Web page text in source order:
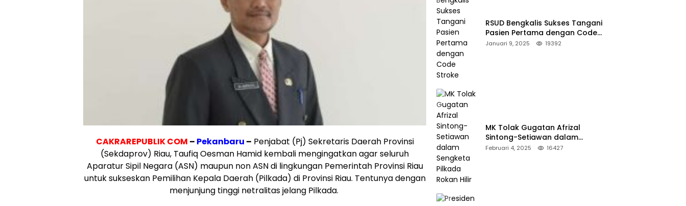
CAKRAREPUBLIK COM – Pekanbaru – Penjabat (Pj) Sekretaris Daerah Provinsi
(Sekdaprov) Riau, Taufiq Oesman Hamid kembali mengingatkan agar seluruh
Aparatur Sipil Negara (ASN) maupun non ASN di lingkungan Pemerintah Provinsi Riau
untuk sukseskan Pemilihan Kepala Daerah (Pilkada) di Provinsi Riau. Tentunya dengan
menjunjung tinggi netralitas jelang Pilkada.
RSUD Bengkalis Sukses Tangani
Pasien Pertama dengan Code
Stroke
Januari 9, 2025 19392
MK Tolak Gugatan Afrizal
Sintong-Setiawan dalam
Sengketa Pilkada Rokan Hilir
Februari 4, 2025 16427